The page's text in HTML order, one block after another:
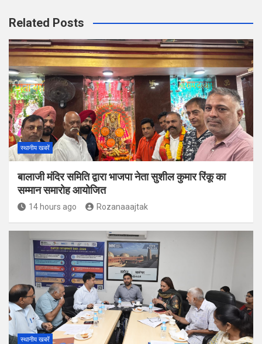
Related Posts
स्थानीय खबरें
बालाजी मंदिर समिति द्वारा भाजपा नेता सुशील कुमार रिंकू का
सम्मान समारोह आयोजित
14 hours ago Rozanaaajtak
स्थानीय खबरें